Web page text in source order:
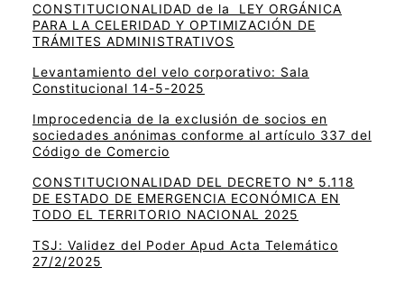
CONSTITUCIONALIDAD de la LEY ORGÁNICA
PARA LA CELERIDAD Y OPTIMIZACIÓN DE
TRÁMITES ADMINISTRATIVOS
Levantamiento del velo corporativo: Sala
Constitucional 14-5-2025
Improcedencia de la exclusión de socios en
sociedades anónimas conforme al artículo 337 del
Código de Comercio
CONSTITUCIONALIDAD DEL DECRETO N° 5.118
DE ESTADO DE EMERGENCIA ECONÓMICA EN
TODO EL TERRITORIO NACIONAL 2025
TSJ: Validez del Poder Apud Acta Telemático
27/2/2025